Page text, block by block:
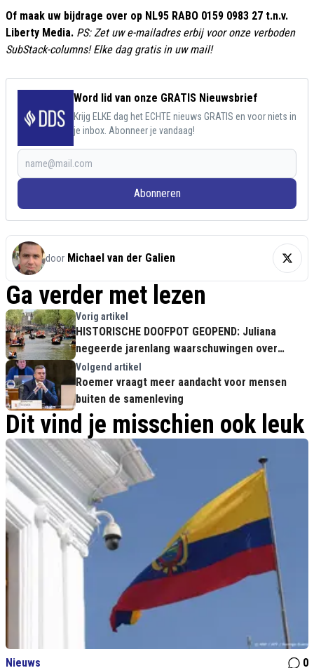
Of maak uw bijdrage over op NL95 RABO 0159 0983 27 t.n.v.
Liberty Media. PS: Zet uw e-mailadres erbij voor onze verboden
SubStack-columns! Elke dag gratis in uw mail!
Word lid van onze GRATIS Nieuwsbrief
Krijg ELKE dag het ECHTE nieuws GRATIS en voor niets in
je inbox. Abonneer je vandaag!
Abonneren
door Michael van der Galien
Ga verder met lezen
Vorig artikel
HISTORISCHE DOOFPOT GEOPEND: Juliana
negeerde jarenlang waarschuwingen over
'gebedsgenezer' Greet Hofmans!
Volgend artikel
Roemer vraagt meer aandacht voor mensen
buiten de samenleving
Dit vind je misschien ook leuk
Nieuws
0